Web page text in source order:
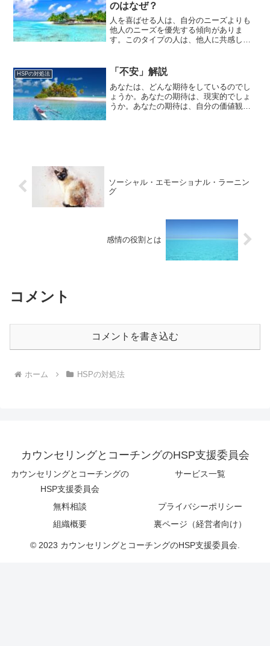
のはなぜ？
人を喜ばせる人は、自分のニーズよりも
他人のニーズを優先する傾向がありま
す。このタイプの人は、他人に共感し、
があります。そのため、自己犠牲や自己
無視という有害なパターンに...
HSPの対処法 「不安」解説
あなたは、どんな期待をしているのでし
ょうか。あなたの期待は、現実的でしょ
うか。あなたの期待は、自分の価値観に
ソーシャル・エモーショナル・ラーニン
グ
感情の役割とは
コメント
コメントを書き込む
ホーム HSPの対処法
カウンセリングとコーチングのHSP支援委員会
カウンセリングとコーチングの
HSP支援委員会
サービス一覧
無料相談
プライバシーポリシー
組織概要
裏ページ（経営者向け）
© 2023 カウンセリングとコーチングのHSP支援委員会.